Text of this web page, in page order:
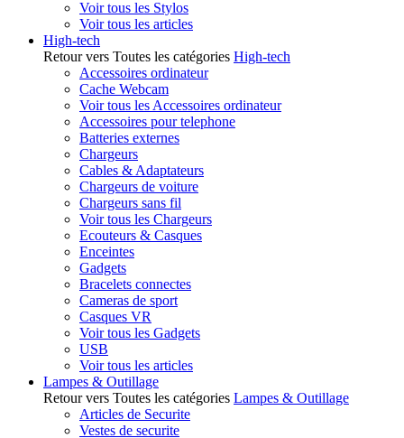
Voir tous les Stylos
Voir tous les articles
High-tech
Retour vers Toutes les catégories High-tech
Accessoires ordinateur
Cache Webcam
Voir tous les Accessoires ordinateur
Accessoires pour telephone
Batteries externes
Chargeurs
Cables & Adaptateurs
Chargeurs de voiture
Chargeurs sans fil
Voir tous les Chargeurs
Ecouteurs & Casques
Enceintes
Gadgets
Bracelets connectes
Cameras de sport
Casques VR
Voir tous les Gadgets
USB
Voir tous les articles
Lampes & Outillage
Retour vers Toutes les catégories Lampes & Outillage
Articles de Securite
Vestes de securite